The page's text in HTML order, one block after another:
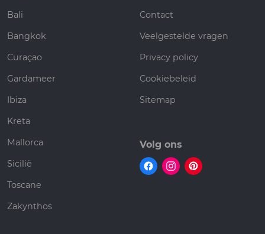
Bali
Bangkok
Curaçao
Gardameer
Ibiza
Kreta
Mallorca
Sicilië
Toscane
Zakynthos
Contact
Veelgestelde vragen
Privacy policy
Cookiebeleid
Sitemap
Volg ons